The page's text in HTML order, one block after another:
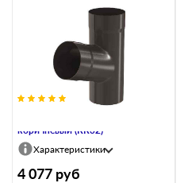
коричневый (RR32)
Характеристики
4 077 руб